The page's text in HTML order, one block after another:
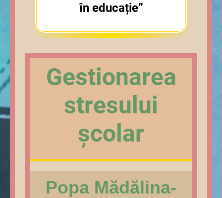
în educație”
Gestionarea
stresului
școlar
Popa Mădălina-